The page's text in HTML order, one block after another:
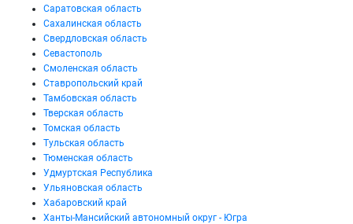
Саратовская область
Сахалинская область
Свердловская область
Севастополь
Смоленская область
Ставропольский край
Тамбовская область
Тверская область
Томская область
Тульская область
Тюменская область
Удмуртская Республика
Ульяновская область
Хабаровский край
Ханты-Мансийский автономный округ - Югра